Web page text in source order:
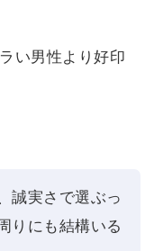
い男性より好印
誠実さで選ぶっ
りにも結構いる